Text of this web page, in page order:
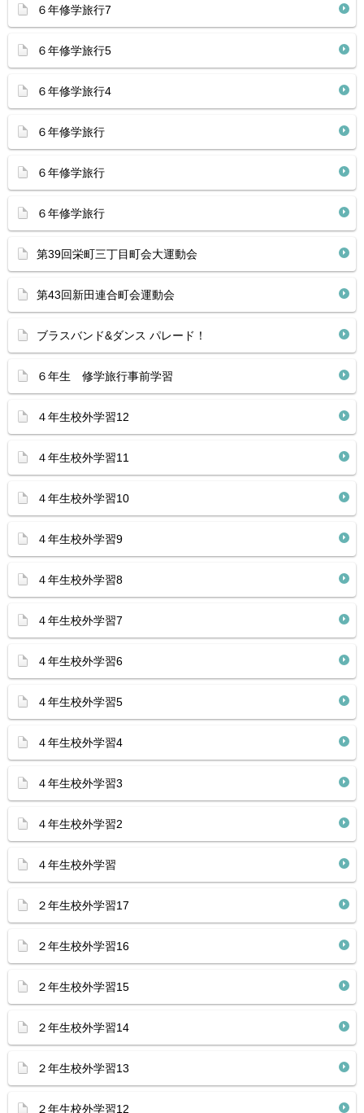
６年修学旅行7
６年修学旅行5
６年修学旅行4
６年修学旅行
６年修学旅行
６年修学旅行
第39回栄町三丁目町会大運動会
第43回新田連合町会運動会
ブラスバンド&ダンス パレード！
６年生 修学旅行事前学習
４年生校外学習12
４年生校外学習11
４年生校外学習10
４年生校外学習9
４年生校外学習8
４年生校外学習7
４年生校外学習6
４年生校外学習5
４年生校外学習4
４年生校外学習3
４年生校外学習2
４年生校外学習
２年生校外学習17
２年生校外学習16
２年生校外学習15
２年生校外学習14
２年生校外学習13
２年生校外学習12